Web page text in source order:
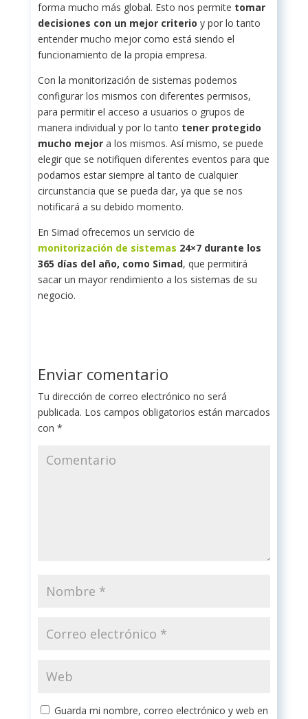
forma mucho más global. Esto nos permite tomar
decisiones con un mejor criterio y por lo tanto
entender mucho mejor como está siendo el
funcionamiento de la propia empresa.
Con la monitorización de sistemas podemos
configurar los mismos con diferentes permisos,
para permitir el acceso a usuarios o grupos de
manera individual y por lo tanto tener protegido
mucho mejora los mismos. Así mismo, se puede
elegir que se notifiquen diferentes eventos para que
podamos estar siempre al tanto de cualquier
circunstancia que se pueda dar, ya que se nos
notificará a su debido momento.
En Simad ofrecemos un servicio de
monitorización de sistemas 24×7 durante los
365 días del año, como Simad, que permitirá
sacar un mayor rendimiento a los sistemas de su
negocio.
Enviar comentario
Tu dirección de correo electrónico no será
publicada. Los campos obligatorios están marcados
con *
Guarda mi nombre, correo electrónico y web en